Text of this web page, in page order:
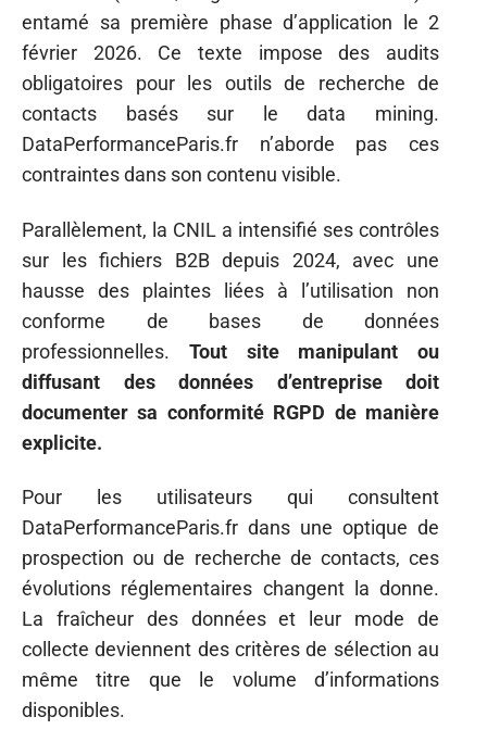
entamé sa première phase d’application le 2
février 2026. Ce texte impose des audits
obligatoires pour les outils de recherche de
contacts basés sur le data mining.
DataPerformanceParis.fr n’aborde pas ces
contraintes dans son contenu visible.
Parallèlement, la CNIL a intensifié ses contrôles
sur les fichiers B2B depuis 2024, avec une
hausse des plaintes liées à l’utilisation non
conforme de bases de données
professionnelles. Tout site manipulant ou
diffusant des données d’entreprise doit
documenter sa conformité RGPD de manière
explicite.
Pour les utilisateurs qui consultent
DataPerformanceParis.fr dans une optique de
prospection ou de recherche de contacts, ces
évolutions réglementaires changent la donne.
La fraîcheur des données et leur mode de
collecte deviennent des critères de sélection au
même titre que le volume d’informations
disponibles.